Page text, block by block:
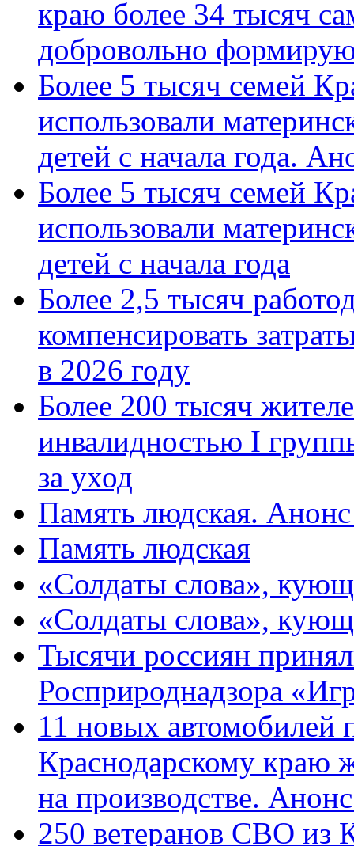
краю более 34 тысяч
добровольно
Более 5 тысяч семей
использовали
детей с начала года.
Более 5 тысяч семей
использовали
детей с начала года
Более 2,5 тысяч
компенсировать
в 2026 году
Более 200 тысяч
инвалидностью I
за уход
Память людская.
Память людская
«Солдаты слова»,
«Солдаты слова»,
Тысячи россиян
Росприроднадзора
11 новых автомобилей
Краснодарскому краю
на производстве.
250 ветеранов СВО из